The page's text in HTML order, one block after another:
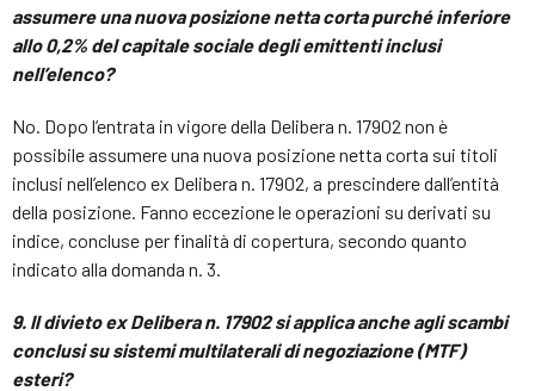
assumere una nuova posizione netta corta purché inferiore
allo 0,2% del capitale sociale degli emittenti inclusi
nell’elenco?
No. Dopo l’entrata in vigore della Delibera n. 17902 non è
possibile assumere una nuova posizione netta corta sui titoli
inclusi nell’elenco ex Delibera n. 17902, a prescindere dall’entità
della posizione. Fanno eccezione le operazioni su derivati su
indice, concluse per finalità di copertura, secondo quanto
indicato alla domanda n. 3.
9. Il divietoex Delibera n. 17902 si applica anche agli scambi
conclusi su sistemi multilaterali di negoziazione (MTF)
esteri?